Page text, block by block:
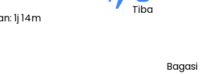
1j 14m
Tiba
Bagasi